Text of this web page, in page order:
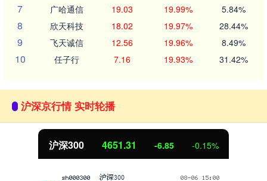
7 广哈通信 19.03 19.99% 5.84%
8 欣天科技 18.02 19.97% 28.44%
9 飞天诚信 12.56 19.96% 8.49%
10 任子行 7.16 19.93% 31.42%
沪深京行情 实时轮播
北证50 1122.88 3.42